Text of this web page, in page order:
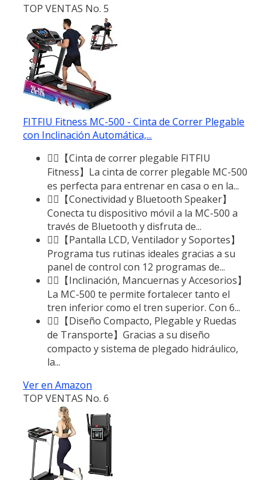
TOP VENTAS No. 5
FITFIU Fitness MC-500 - Cinta de Correr Plegable
con Inclinación Automática,...
🏃‍♂️【Cinta de correr plegable FITFIU
Fitness】La cinta de correr plegable MC-500
es perfecta para entrenar en casa o en la...
🏃‍♂️【Conectividad y Bluetooth Speaker】
Conecta tu dispositivo móvil a la MC-500 a
través de Bluetooth y disfruta de...
🏃‍♂️【Pantalla LCD, Ventilador y Soportes】
Programa tus rutinas ideales gracias a su
panel de control con 12 programas de...
🏃‍♂️【Inclinación, Mancuernas y Accesorios】
La MC-500 te permite fortalecer tanto el
tren inferior como el tren superior. Con 6...
🏃‍♂️【Diseño Compacto, Plegable y Ruedas
de Transporte】Gracias a su diseño
compacto y sistema de plegado hidráulico,
la...
Ver en Amazon
TOP VENTAS No. 6